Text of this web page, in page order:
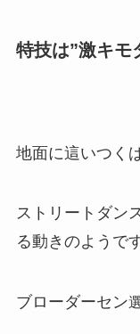
特技は”激キモ
地面に這いつく
ストリートダン
る動きのようです
ブローダーセン